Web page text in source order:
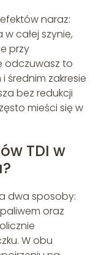
naraz:
całej szynie,
przy
odczuwasz to
średnim zakresie
bez redukcji
mieści się w
TDI w
dwa sposoby:
oraz
W obu